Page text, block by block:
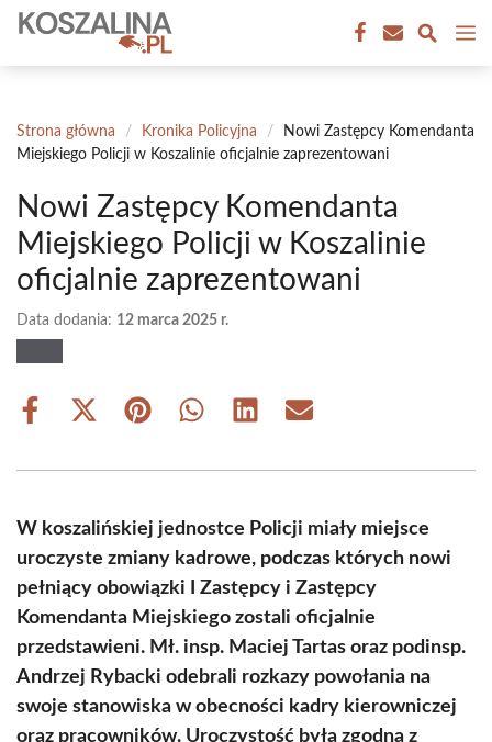
Przejdź
treści
Strona główna / Kronika Policyjna /
Nowi Zastępcy Komendanta
Miejskiego Policji w Koszalinie oficjalnie zaprezentowani
Nowi Zastępcy Komendanta
Miejskiego Policji w Koszalinie
oficjalnie zaprezentowani
Data dodania: 12 marca 2025 r.
Share
Share
(Twitter)
Share Share Share Share
W koszalińskiej jednostce Policji miały miejsce
uroczyste zmiany kadrowe, podczas których nowi
pełniący obowiązki I Zastępcy i Zastępcy
Komendanta Miejskiego zostali oficjalnie
przedstawieni. Mł. insp. Maciej Tartas oraz podinsp.
Andrzej Rybacki odebrali rozkazy powołania na
swoje stanowiska w obecności kadry kierowniczej
oraz pracowników. Uroczystość była zgodna z